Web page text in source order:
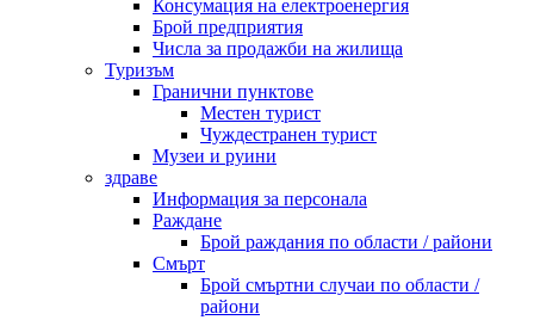
Консумация на електроенергия
Брой предприятия
Числа за продажби на жилища
Туризъм
Гранични пунктове
Местен турист
Чуждестранен турист
Музеи и руини
здраве
Информация за персонала
Раждане
Брой раждания по области / райони
Смърт
Брой смъртни случаи по области /
райони